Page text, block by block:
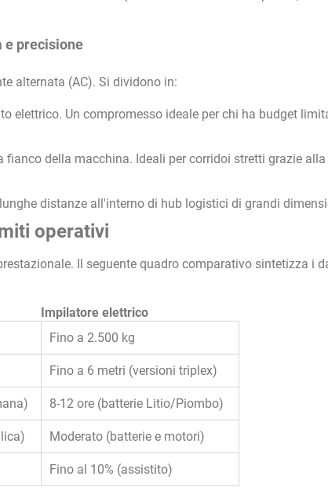
e precisione
alternata (AC). Si dividono in:
elettrico. Un compromesso ideale per chi ha budget
fianco della macchina. Ideali per corridoi stretti grazie alla
distanze all'interno di hub logistici di grandi
operativi
Il seguente quadro comparativo sintetizza i
Impilatore elettrico
Fino a 2.500 kg
Fino a 6 metri (versioni triplex)
8-12 ore (batterie Litio/Piombo)
Moderato (batterie e motori)
Fino al 10% (assistito)